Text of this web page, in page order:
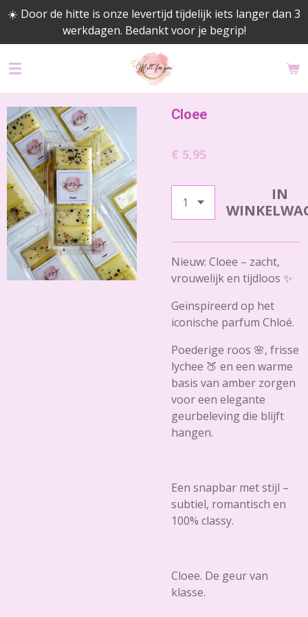
Ga
naar
de
☀️ Door de hitte is onze levertijd tijdelijk iets langer dan 3
werkdagen. Bedankt voor je begrip!
Cloee
€ 5,95
IN
Nieuw: Cloee – zacht,
vrouwelijk en tijdloos ✨
Geïnspireerd op het
iconische parfum Chloé.
Poederige roos 🌸, frisse
lychee 🍑 en een warme
basis van amber zorgen
voor een elegante
geurbeleving die blijft
hangen.
Een snapbar met stijl –
subtiel, romantisch en
100% classy.
Cloee. De geur van
klasse.